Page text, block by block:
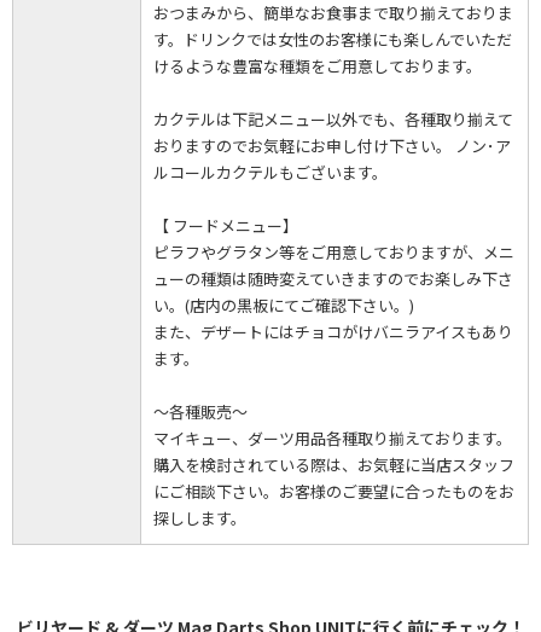
おつまみから、簡単なお食事まで取り揃えておりま
す。ドリンクでは女性のお客様にも楽しんでいただ
けるような豊富な種類をご用意しております。
カクテルは下記メニュー以外でも、各種取り揃えて
おりますのでお気軽にお申し付け下さい。 ノン･ア
ルコールカクテルもございます。
【 フードメニュー】
ピラフやグラタン等をご用意しておりますが、メニ
ューの種類は随時変えていきますのでお楽しみ下さ
い。(店内の黒板にてご確認下さい。)
また、デザートにはチョコがけバニラアイスもあり
ます。
～各種販売～
マイキュー、ダーツ用品各種取り揃えております。
購入を検討されている際は、お気軽に当店スタッフ
にご相談下さい。お客様のご要望に合ったものをお
探しします。